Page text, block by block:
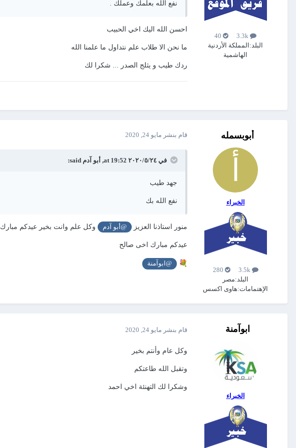
البلد: المملكة الأردنية
الهاشمية
نفع الله بعلمك وعملك .
احسن الله اليك اخي الحبيب
ما نحن الا طلاب علم نتداول ما علمنا الله
ردك طيب و يثلج الصدر ... شكرا لك
أبوبسمله
الخبراء
3.5k
البلد:مصر
الإهتمامات:هاوى اكسس
قام بنشر مايو 24, 2020
في ٢٤‏/٥‏/٢٠٢٠ at 19:52, أبو آدم
جهد طيب
نفع الله بك
منور استاذنا العزيز @أبو آدم وكل علم وانت بخير عيدكم مبارك
عيدكم مبارك اخى صالح
💐 @ابوآمنة
ابوآمنة
الخبراء
قام بنشر مايو 24, 2020
وكل عام وأنتم بخير
وتقبل الله طاعتكم
وشكرا لك التهنئة اخي احمد